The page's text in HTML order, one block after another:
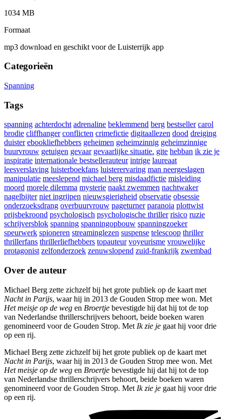
1034 MB
Formaat
mp3 download en geschikt voor de Luisterrijk app
Categorieën
Spanning
Tags
spanning achterdocht adrenaline beklemmend berg bestseller carol
brodie cliffhanger conflicten crimefictie digitaallezen dood dreiging
duister ebookliefhebbers geheimen geheimzinnig geheimzinnige
buurvrouw getuigen gevaar gevaarlijke situatie. gite hebban ik zie je
inspiratie internationale bestsellerauteur intrige laureaat
leesverslaving luisterboekfans luisterervaring man neergeslagen
manipulatie meeslepend michael berg misdaadfictie misleiding
moord morele dilemma mysterie naakt zwemmen nachtwaker
nagelbijter niet ingrijpen nieuwsgierigheid observatie obsessie
onderzoeksdrang overbuurvrouw pageturner paranoia plottwist
prijsbekroond psychologisch psychologische thriller risico ruzie
schrijversblok spanning spanningopbouw spanningzoeker
speurwerk spioneren streaminglezen suspense telescoop thriller
thrillerfans thrillerliefhebbers topauteur voyeurisme vrouwelijke
protagonist zelfonderzoek zenuwslopend zuid-frankrijk zwembad
Over de auteur
Michael Berg zette zichzelf bij het grote publiek op de kaart met
Nacht in Parijs, waar hij in 2013 de Gouden Strop mee won. Met
Het meisje op de weg en Broertje bevestigde hij dat hij tot de top
van Nederlandse thrillerschrijvers behoort, beide boeken waren
genomineerd voor de Gouden Strop. Met Ik zie je gaat hij voor drie
op een rij.
Michael Berg zette zichzelf bij het grote publiek op de kaart met
Nacht in Parijs, waar hij in 2013 de Gouden Strop mee won. Met
Het meisje op de weg en Broertje bevestigde hij dat hij tot de top
van Nederlandse thrillerschrijvers behoort, beide boeken waren
genomineerd voor de Gouden Strop. Met Ik zie je gaat hij voor drie
op een rij.